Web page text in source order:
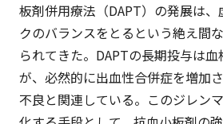
板剤併用療法（DAPT）の発展は
クのバランスをとるという絶え間
られてきた。DAPTの長期投与は
が、必然的に出血性合併症を増加
不良と関連している。このジレン